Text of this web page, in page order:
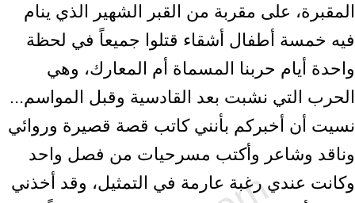
المقبرة، على مقربة من القبر الشهير الذي ينام
فيه خمسة أطفال أشقاء قتلوا جميعاً في لحظة
واحدة أيام حربنا المسماة أم المعارك، وهي
الحرب التي نشبت بعد القادسية وقبل المواسم...
نسيت أن أخبركم بأنني كاتب قصة قصيرة وروائي
وناقد وشاعر وأكتب مسرحيات من فصل واحد
وكانت عندي رغبة عارمة في التمثيل، وقد أخذني